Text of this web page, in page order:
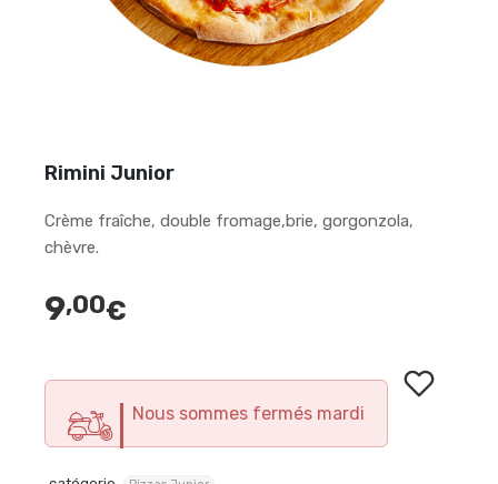
Rimini Junior
Crème fraîche, double fromage,brie, gorgonzola,
chèvre.
9,00€
Nous sommes fermés mardi